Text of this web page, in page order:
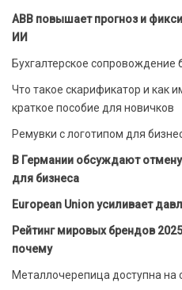
ABB повышает прогноз и
ИИ
Бухгалтерское сопровождение
Что такое скарификатор и как
краткое пособие для новичков
Ремувки с логотипом для
В Германии обсуждают
для бизнеса
European Union усиливает
Рейтинг мировых брендов
почему
Металлочерепица доступна на